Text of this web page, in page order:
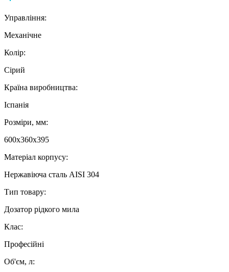
Управління:
Механічне
Колір:
Сірий
Країна виробництва:
Іспанія
Розміри, мм:
600х360х395
Матеріал корпусу:
Нержавіюча сталь AISI 304
Тип товару:
Дозатор рідкого мила
Клас:
Професійні
Об'єм, л: